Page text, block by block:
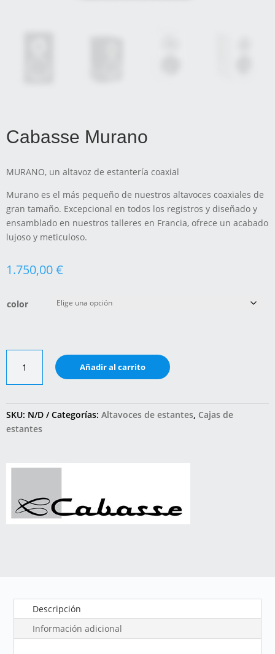
Cabasse Murano
MURANO, un altavoz de estantería coaxial
Murano es el más pequeño de nuestros altavoces coaxiales de
gran tamaño. Excepcional en todos los registros y diseñado y
ensamblado en nuestros talleres en Francia, ofrece un acabado
lujoso y meticuloso.
1.750,00€
color
Murano
cantidad
Añadir al carrito
SKU: N/D Categorías: Altavoces de estantes, Cajas de
estantes
Descripción
Información adicional